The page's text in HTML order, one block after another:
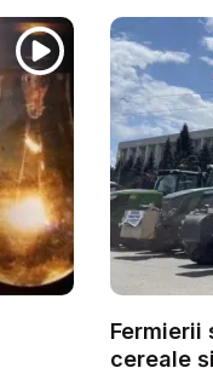
Fermierii
cereale